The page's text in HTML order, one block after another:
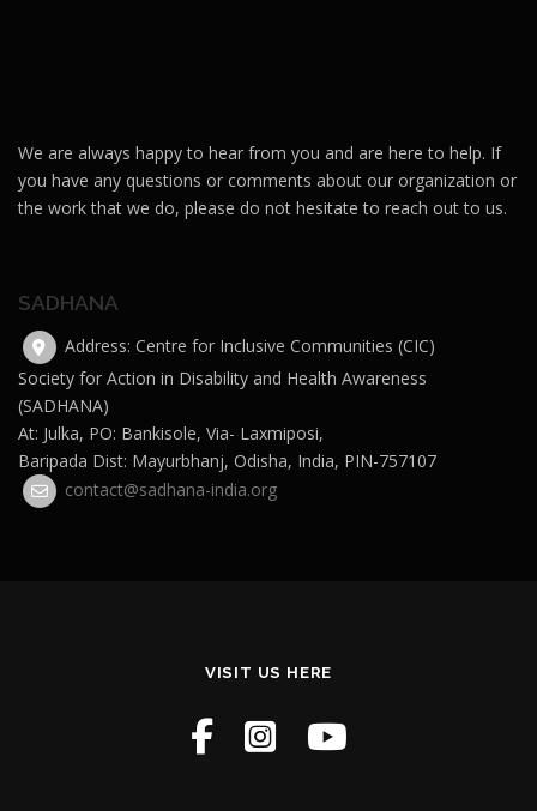
We are always happy to hear from you and are here to help. If
you have any questions or comments about our organization or
the work that we do, please do not hesitate to reach out to us.
SADHANA
Address: Centre for Inclusive Communities (CIC)
Society for Action in Disability and Health Awareness
(SADHANA)
At: Julka, PO: Bankisole, Via- Laxmiposi,
Baripada Dist: Mayurbhanj, Odisha, India, PIN-757107
contact@sadhana-india.org
VISIT US HERE